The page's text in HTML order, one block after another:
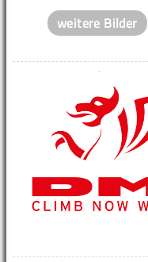
weitere Bilder